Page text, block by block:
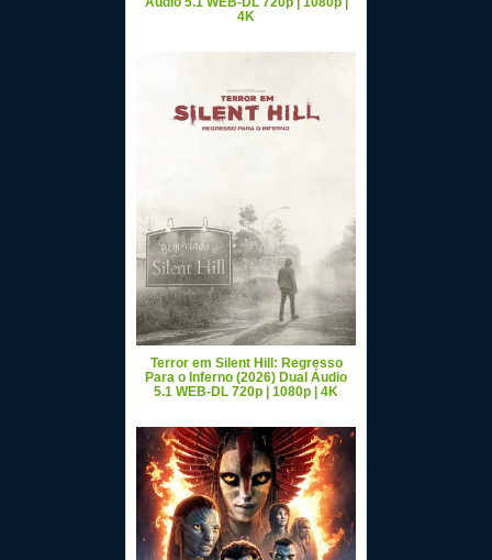
4K
Terror em Silent Hill: Regresso
Para o Inferno (2026) Dual Áudio
5.1 WEB-DL 720p | 1080p | 4K